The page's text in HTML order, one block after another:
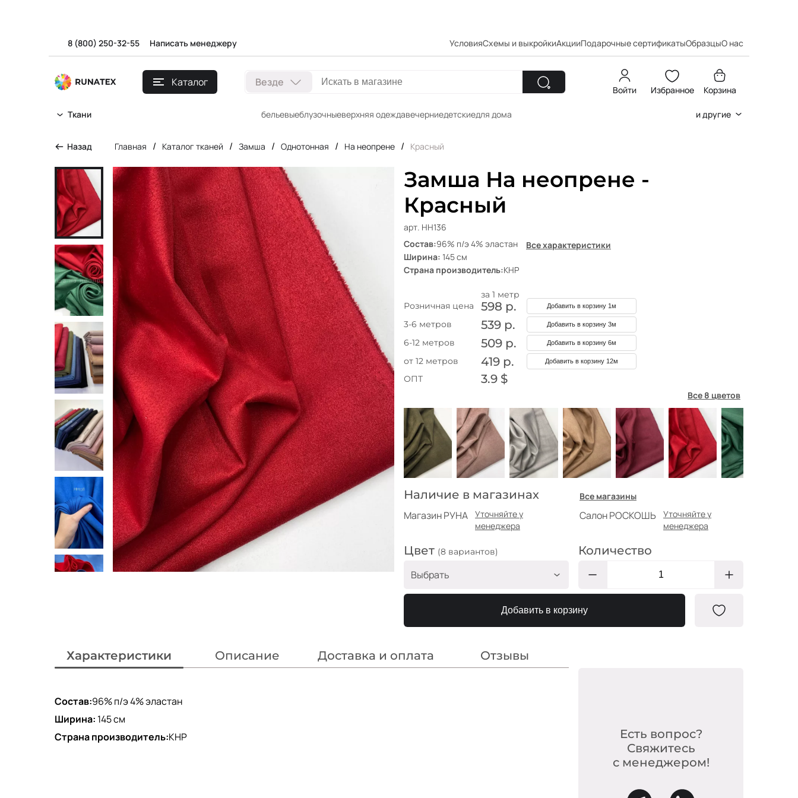
8 (800) 250-32-55 Написать менеджеру УсловияСхемы и выкройкиАкцииПодарочные сертификатыОбразцыО нас
Каталог Везде
Войти Избранное Корзина
Ткани бельевыеблузочныеверхняя одеждавечерниедетскиедля дома и другие
Назад Главная / Каталог тканей / Замша / Однотонная / На неопрене / Красный
Замша На неопрене -
Красный
арт. НН136
Состав:96% п/э 4% эластан
Ширина: 145 см
Страна производитель:КНР
Все характеристики
за 1 метр
Розничная цена
598 р. Добавить в корзину 1м
3-6 метров 539 р. Добавить в корзину 3м
6-12 метров 509 р. Добавить в корзину 6м
от 12 метров 419 р. Добавить в корзину 12м
ОПТ 3.9 $
Все 8 цветов
Наличие в магазинах Все магазины
Магазин РУНА
Уточняйте у
менеджера
Салон РОСКОШЬ
Уточняйте у
менеджера
Цвет (8 вариантов)
Выбрать
Хаки
НН122
НН126
Беж
Количество
Добавить в корзину
Характеристики Описание Доставка и оплата Отзывы
Состав:96% п/э 4% эластан
Ширина: 145 см
Страна производитель:КНР
Есть вопрос?
Свяжитесь
с менеджером!